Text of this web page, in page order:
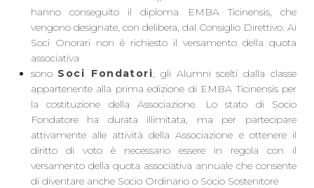
hanno conseguito il diploma EMBA Ticinensis, che
vengono designate, con delibera, dal Consiglio Direttivo. Ai
Soci Onorari non è richiesto il versamento della quota
associativa
sono Soci Fondatori , gli Alumni scelti dalla classe
appartenente alla prima edizione di EMBA Ticinensis per
la costituzione della Associazione. Lo stato di Socio
Fondatore ha durata illimitata, ma per partecipare
attivamente alle attività della Associazione e ottenere il
diritto di voto è necessario essere in regola con il
versamento della quota associativa annuale che consente
di diventare anche Socio Ordinario o Socio Sostenitore